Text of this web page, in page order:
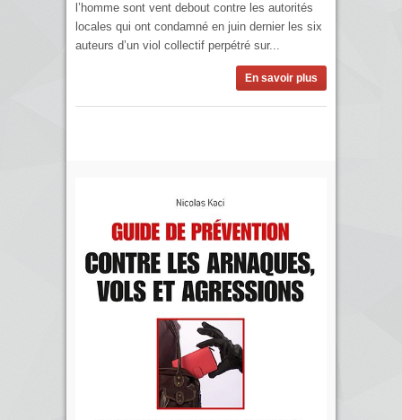
l’homme sont vent debout contre les autorités
locales qui ont condamné en juin dernier les six
auteurs d’un viol collectif perpétré sur...
En savoir plus